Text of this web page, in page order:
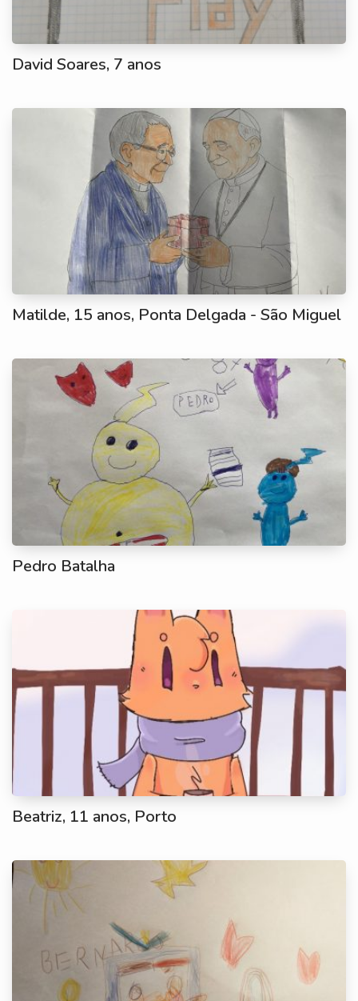
David Soares, 7 anos
Matilde, 15 anos, Ponta Delgada - São Miguel
Pedro Batalha
Beatriz, 11 anos, Porto